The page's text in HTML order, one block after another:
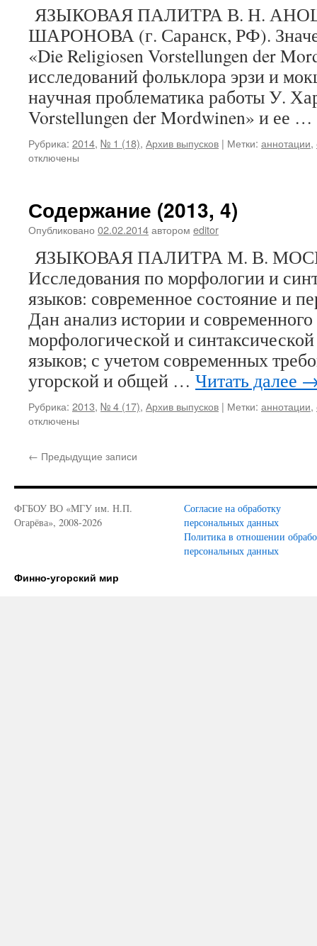
ЯЗЫКОВАЯ ПАЛИТРА В. Н.
ШАРОНОВА (г. Саранск, РФ).
«Die Religiosen Vorstellungen der
исследований фольклора эрзи и
научная проблематика работы У.
Vorstellungen der Mordwinen» и ее …
Рубрика: 2014, № 1 (18), Архив выпусков | Метки: аннотации,
отключены
Содержание (2013, 4)
Опубликовано 02.02.2014автором editor
ЯЗЫКОВАЯ ПАЛИТРА М. В.
Исследования по морфологии и
языков: современное состояние и
Дан анализ истории и
морфологической и
языков; с учетом современных
угорской и общей … Читать далее
Рубрика: 2013, № 4 (17), Архив выпусков | Метки: аннотации,
отключены
← Предыдущие записи
ФГБОУ ВО «МГУ им. Н.П.
Огарёва», 2008-2026
Согласие на обработку
персональных данных
Политика в отношении
персональных данных
Финно-угорский мир